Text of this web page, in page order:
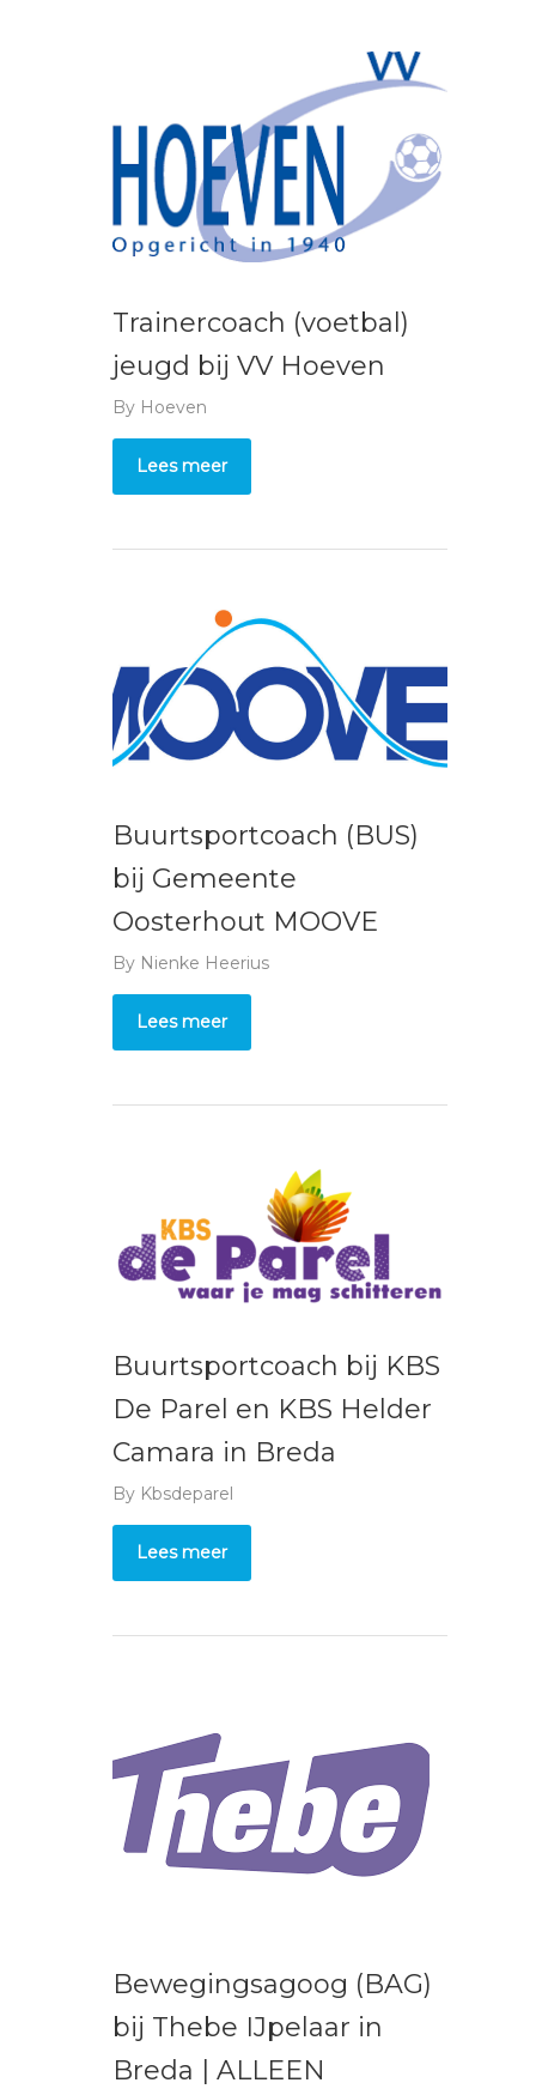
Trainercoach (voetbal)
jeugd bij VV Hoeven
By Hoeven
Lees meer
Buurtsportcoach (BUS)
bij Gemeente
Oosterhout MOOVE
By Nienke Heerius
Lees meer
Buurtsportcoach bij KBS
De Parel en KBS Helder
Camara in Breda
By Kbsdeparel
Lees meer
Bewegingsagoog (BAG)
bij Thebe IJpelaar in
Breda | ALLEEN